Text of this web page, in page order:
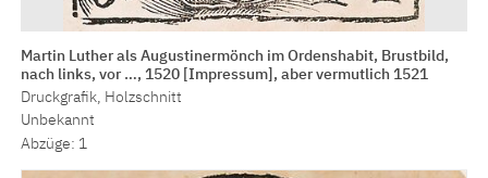
Martin Luther als Augustinermönch im Ordenshabit, Brustbild,
nach links, vor …, 1520 [Impressum], aber vermutlich 1521
Druckgrafik, Holzschnitt
Unbekannt
Abzüge: 1